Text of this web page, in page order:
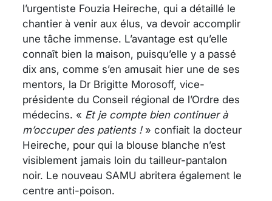
l’urgentiste Fouzia Heireche, qui a détaillé le
chantier à venir aux élus, va devoir accomplir
une tâche immense. L’avantage est qu’elle
connaît bien la maison, puisqu’elle y a passé
dix ans, comme s’en amusait hier une de ses
mentors, la Dr Brigitte Morosoff, vice-
présidente du Conseil régional de l’Ordre des
médecins. « Et je compte bien continuer à
m’occuper des patients !» confiait la docteur
Heireche, pour qui la blouse blanche n’est
visiblement jamais loin du tailleur-pantalon
noir. Le nouveau SAMU abritera également le
centre anti-poison.